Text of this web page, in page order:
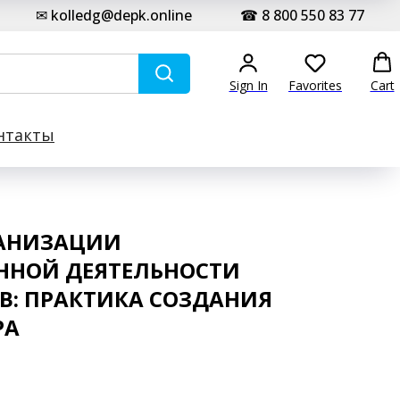
✉ kolledg@depk.online ☎ 8 800 550 83 77
Sign In Favorites Cart
ДЕЯТЕЛЬНОСТИ
ПРАКТИКА СОЗДАНИЯ